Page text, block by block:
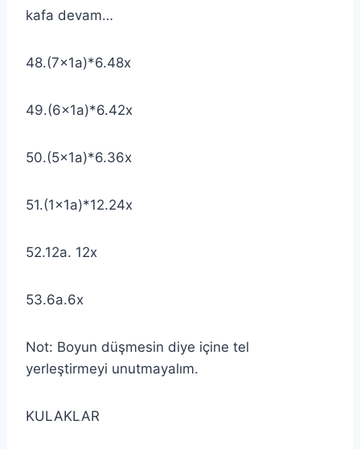
kafa devam…
48.(7x1a)*6.48x
49.(6x1a)*6.42x
50.(5x1a)*6.36x
51.(1x1a)*12.24x
52.12a. 12x
53.6a.6x
Not: Boyun düşmesin diye içine tel
yerleştirmeyi unutmayalım.
KULAKLAR